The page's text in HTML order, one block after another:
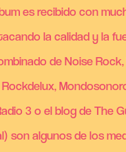
es recibido con
la calidad y la
de Noise
3 o el blog de The
son algunos de los